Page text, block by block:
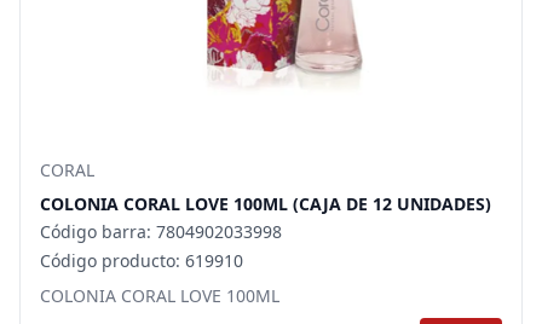
CORAL
COLONIA CORAL LOVE 100ML (CAJA DE 12 UNIDADES)
Código barra: 7804902033998
Código producto: 619910
COLONIA CORAL LOVE 100ML